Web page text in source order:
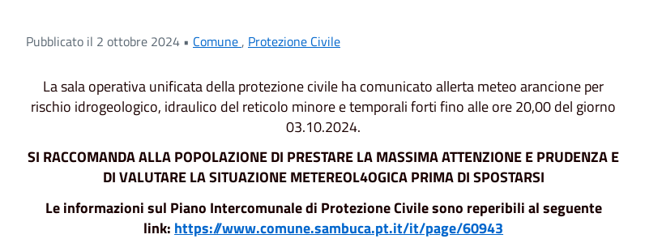
Pubblicato il 2 ottobre 2024 • Comune , Protezione Civile
La sala operativa unificata della protezione civile ha comunicato allerta meteo arancione per
rischio idrogeologico, idraulico del reticolo minore e temporali forti fino alle ore 20,00 del giorno
03.10.2024.
SI RACCOMANDA ALLA POPOLAZIONEDI PRESTARE LA MASSIMA ATTENZIONE E PRUDENZA E
DI VALUTARE LA SITUAZIONE METEREOL4OGICA PRIMA DI SPOSTARSI
Le informazioni sul Piano Intercomunale di Protezione Civile sono reperibili al seguente
link: https://www.comune.sambuca.pt.it/it/page/60943